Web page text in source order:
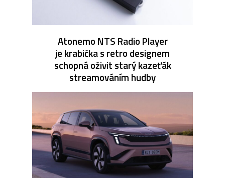
Atonemo NTS Radio Player
je krabička s retro designem
schopná oživit starý kazeťák
streamováním hudby